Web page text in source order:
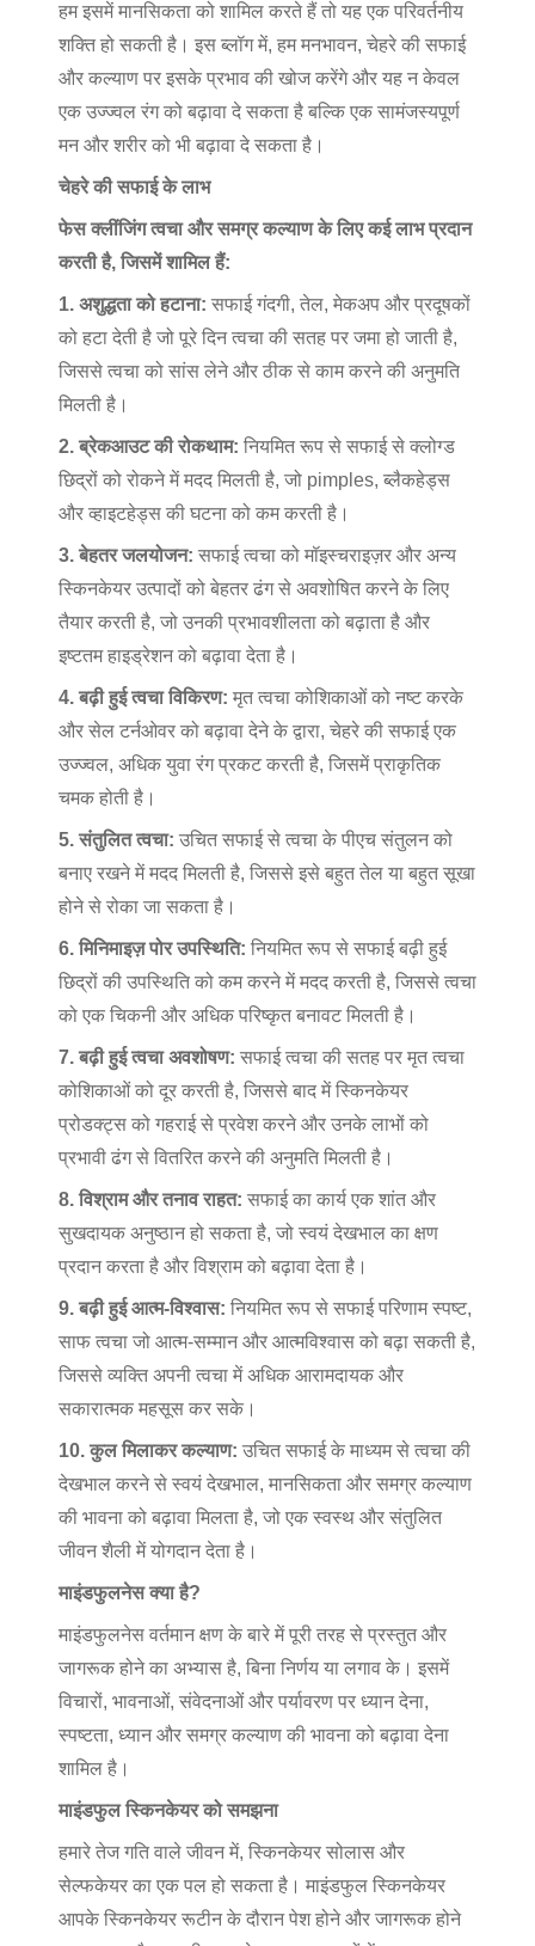
हम इसमें मानसिकता को शामिल करते हैं तो यह एक परिवर्तनीय
शक्ति हो सकती है। इस ब्लॉग में, हम मनभावन, चेहरे की सफाई
और कल्याण पर इसके प्रभाव की खोज करेंगे और यह न केवल
एक उज्ज्वल रंग को बढ़ावा दे सकता है बल्कि एक सामंजस्यपूर्ण
मन और शरीर को भी बढ़ावा दे सकता है।
चेहरे की सफाई के लाभ
फेस क्लींजिंग त्वचा और समग्र कल्याण के लिए कई लाभ प्रदान
करती है, जिसमें शामिल हैं:
1. अशुद्धता को हटाना: सफाई गंदगी, तेल, मेकअप और प्रदूषकों
को हटा देती है जो पूरे दिन त्वचा की सतह पर जमा हो जाती है,
जिससे त्वचा को सांस लेने और ठीक से काम करने की अनुमति
मिलती है।
2. ब्रेकआउट की रोकथाम: नियमित रूप से सफाई से क्लोग्ड
छिद्रों को रोकने में मदद मिलती है, जो pimples, ब्लैकहेड्स
और व्हाइटहेड्स की घटना को कम करती है।
3. बेहतर जलयोजन: सफाई त्वचा को मॉइस्चराइज़र और अन्य
स्किनकेयर उत्पादों को बेहतर ढंग से अवशोषित करने के लिए
तैयार करती है, जो उनकी प्रभावशीलता को बढ़ाता है और
इष्टतम हाइड्रेशन को बढ़ावा देता है।
4. बढ़ी हुई त्वचा विकिरण: मृत त्वचा कोशिकाओं को नष्ट करके
और सेल टर्नओवर को बढ़ावा देने के द्वारा, चेहरे की सफाई एक
उज्ज्वल, अधिक युवा रंग प्रकट करती है, जिसमें प्राकृतिक
चमक होती है।
5. संतुलित त्वचा: उचित सफाई से त्वचा के पीएच संतुलन को
बनाए रखने में मदद मिलती है, जिससे इसे बहुत तेल या बहुत सूखा
होने से रोका जा सकता है।
6. मिनिमाइज़ पोर उपस्थिति: नियमित रूप से सफाई बढ़ी हुई
छिद्रों की उपस्थिति को कम करने में मदद करती है, जिससे त्वचा
को एक चिकनी और अधिक परिष्कृत बनावट मिलती है।
7. बढ़ी हुई त्वचा अवशोषण: सफाई त्वचा की सतह पर मृत त्वचा
कोशिकाओं को दूर करती है, जिससे बाद में स्किनकेयर
प्रोडक्ट्स को गहराई से प्रवेश करने और उनके लाभों को
प्रभावी ढंग से वितरित करने की अनुमति मिलती है।
8. विश्राम और तनाव राहत: सफाई का कार्य एक शांत और
सुखदायक अनुष्ठान हो सकता है, जो स्वयं देखभाल का क्षण
प्रदान करता है और विश्राम को बढ़ावा देता है।
9. बढ़ी हुई आत्म-विश्वास: नियमित रूप से सफाई परिणाम स्पष्ट,
साफ त्वचा जो आत्म-सम्मान और आत्मविश्वास को बढ़ा सकती है,
जिससे व्यक्ति अपनी त्वचा में अधिक आरामदायक और
सकारात्मक महसूस कर सके।
10. कुल मिलाकर कल्याण: उचित सफाई के माध्यम से त्वचा की
देखभाल करने से स्वयं देखभाल, मानसिकता और समग्र कल्याण
की भावना को बढ़ावा मिलता है, जो एक स्वस्थ और संतुलित
जीवन शैली में योगदान देता है।
माइंडफुलनेस क्या है?
माइंडफुलनेस वर्तमान क्षण के बारे में पूरी तरह से प्रस्तुत और
जागरूक होने का अभ्यास है, बिना निर्णय या लगाव के। इसमें
विचारों, भावनाओं, संवेदनाओं और पर्यावरण पर ध्यान देना,
स्पष्टता, ध्यान और समग्र कल्याण की भावना को बढ़ावा देना
शामिल है।
माइंडफुल स्किनकेयर को समझना
हमारे तेज गति वाले जीवन में, स्किनकेयर सोलास और
सेल्फकेयर का एक पल हो सकता है। माइंडफुल स्किनकेयर
आपके स्किनकेयर रूटीन के दौरान पेश होने और जागरूक होने